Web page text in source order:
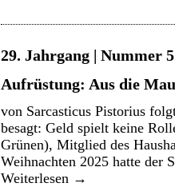
29. Jahrgang | Nummer
Aufrüstung: Aus die
von Sarcasticus Pistorius
besagt: Geld spielt keine
Grünen), Mitglied des
Weihnachten 2025 hatte der
Weiterlesen →